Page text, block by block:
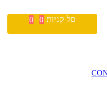
סל קניות 0
0